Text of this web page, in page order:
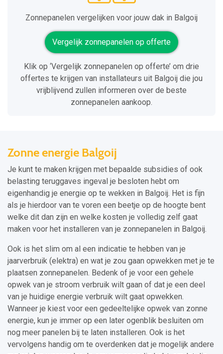
Zonnepanelen vergelijken voor jouw dak in Balgoij
Vergelijk zonnepanelen op offerte
Klik op ‘Vergelijk zonnepanelen op offerte’ om drie
offertes te krijgen van installateurs uit Balgoij die jou
vrijblijvend zullen informeren over de beste
zonnepanelen aankoop.
Zonne energie Balgoij
Je kunt te maken krijgen met bepaalde subsidies of ook
belasting teruggaves ingeval je besloten hebt om
eigenhandig je energie op te wekken in Balgoij. Het is fijn
als je hierdoor van te voren een beetje op de hoogte bent
welke dit dan zijn en welke kosten je volledig zelf gaat
maken voor het installeren van je zonnepanelen in Balgoij.
Ook is het slim om al een indicatie te hebben van je
jaarverbruik (elektra) en wat je zou gaan opwekken met je te
plaatsen zonnepanelen. Bedenk of je voor een gehele
opwek van je stroom verbruik wilt gaan of dat je een deel
van je huidige energie verbruik wilt gaat opwekken.
Wanneer je kiest voor een gedeeltelijke opwek van zonne
energie, kun je immer op een later ogenblik besluiten om
nog meer panelen bij te laten installeren. Ook is het
vervolgens handig om te overdenken dat je mogelijk andere